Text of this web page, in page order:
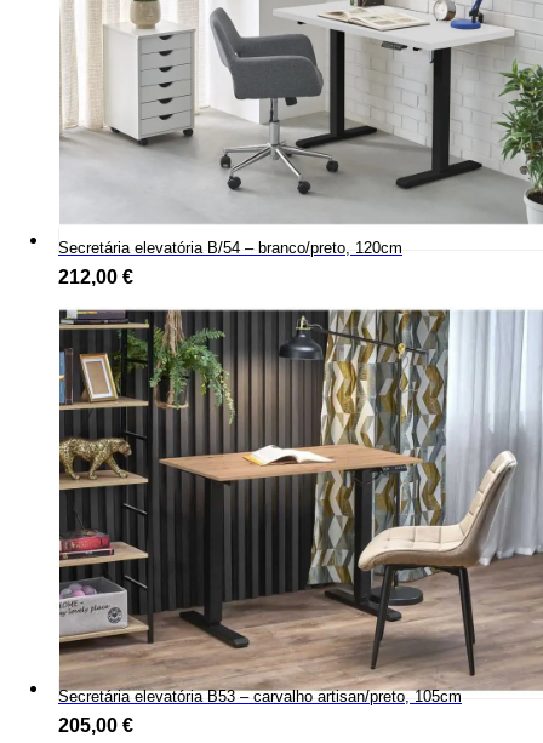
Secretária elevatória B/54 – branco/preto, 120cm
212,00 €
Secretária elevatória B53 – carvalho artisan/preto, 105cm
205,00 €